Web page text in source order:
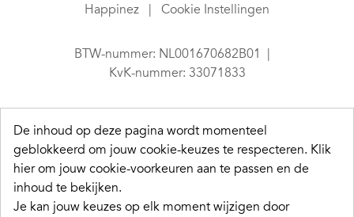
Happinez
Cookie Instellingen
BTW-nummer: NL001670682B01
KvK-nummer: 33071833
De inhoud op deze pagina wordt momenteel
geblokkeerd om jouw cookie-keuzes te respecteren. Klik
hier om jouw cookie-voorkeuren aan te passen en de
inhoud te bekijken.
Je kan jouw keuzes op elk moment wijzigen door